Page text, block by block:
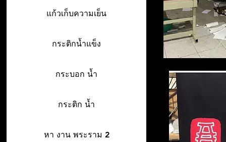
แก้วเก็บความเย็น
กระติกน้ำแข็ง
กระบอก น้ำ
กระติก น้ำ
หา งาน พระราม 2